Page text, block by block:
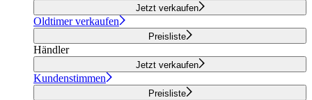
Jetzt verkaufen
Oldtimer verkaufen
Preisliste
Händler
Jetzt verkaufen
Kundenstimmen
Preisliste